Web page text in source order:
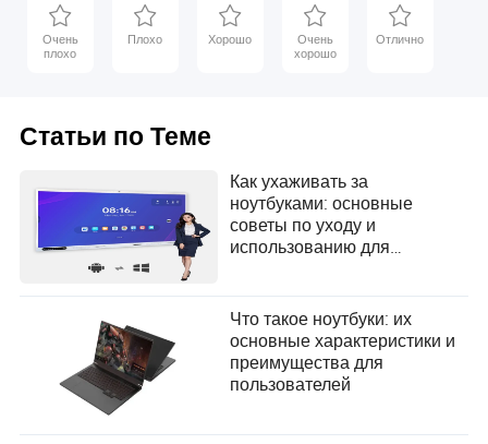
Kingsley Moses
Автор
Кингсли Мозес является автором статей в офисной
и образовательной индустрии,
специализирующимся на оценке политик возврата
поставщиков. Обладая вниманием к деталям и
страстью к помощи бизнесам в навигации по
сложностям возвратов, Кингсли предоставляет
ценные инсайты и рекомендации для улучшения
удовлетворенности клиентов и операционной
эффективности.
Очень
плохо
Плохо Хорошо
Очень
хорошо
Отлично
Статьи по Теме
Как ухаживать за
ноутбуками: основные
советы по уходу и
использованию для
производительности
Что такое ноутбуки: их
основные характеристики и
преимущества для
пользователей